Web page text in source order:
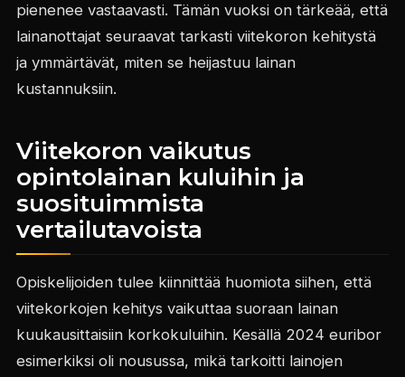
pienenee vastaavasti. Tämän vuoksi on tärkeää, että
lainanottajat seuraavat tarkasti viitekoron kehitystä
ja ymmärtävät, miten se heijastuu lainan
kustannuksiin.
Viitekoron vaikutus
opintolainan kuluihin ja
suosituimmista
vertailutavoista
Opiskelijoiden tulee kiinnittää huomiota siihen, että
viitekorkojen kehitys vaikuttaa suoraan lainan
kuukausittaisiin korkokuluihin. Kesällä 2024 euribor
esimerkiksi oli nousussa, mikä tarkoitti lainojen